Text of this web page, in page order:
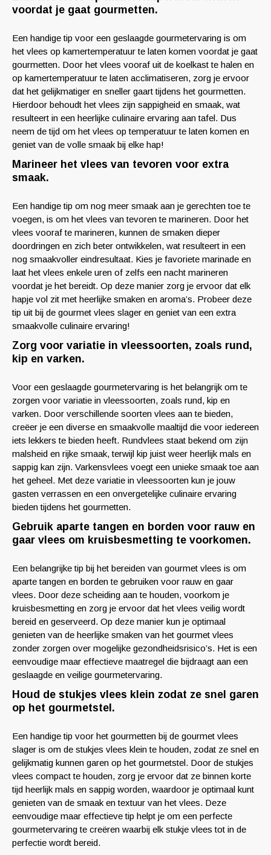
voordat je gaat gourmetten.
Een handige tip voor een geslaagde gourmetervaring is om
het vlees op kamertemperatuur te laten komen voordat je gaat
gourmetten. Door het vlees vooraf uit de koelkast te halen en
op kamertemperatuur te laten acclimatiseren, zorg je ervoor
dat het gelijkmatiger en sneller gaart tijdens het gourmetten.
Hierdoor behoudt het vlees zijn sappigheid en smaak, wat
resulteert in een heerlijke culinaire ervaring aan tafel. Dus
neem de tijd om het vlees op temperatuur te laten komen en
geniet van de volle smaak bij elke hap!
Marineer het vlees van tevoren voor extra
smaak.
Een handige tip om nog meer smaak aan je gerechten toe te
voegen, is om het vlees van tevoren te marineren. Door het
vlees vooraf te marineren, kunnen de smaken dieper
doordringen en zich beter ontwikkelen, wat resulteert in een
nog smaakvoller eindresultaat. Kies je favoriete marinade en
laat het vlees enkele uren of zelfs een nacht marineren
voordat je het bereidt. Op deze manier zorg je ervoor dat elk
hapje vol zit met heerlijke smaken en aroma’s. Probeer deze
tip uit bij de gourmet vlees slager en geniet van een extra
smaakvolle culinaire ervaring!
Zorg voor variatie in vleessoorten, zoals rund,
kip en varken.
Voor een geslaagde gourmetervaring is het belangrijk om te
zorgen voor variatie in vleessoorten, zoals rund, kip en
varken. Door verschillende soorten vlees aan te bieden,
creëer je een diverse en smaakvolle maaltijd die voor iedereen
iets lekkers te bieden heeft. Rundvlees staat bekend om zijn
malsheid en rijke smaak, terwijl kip juist weer heerlijk mals en
sappig kan zijn. Varkensvlees voegt een unieke smaak toe aan
het geheel. Met deze variatie in vleessoorten kun je jouw
gasten verrassen en een onvergetelijke culinaire ervaring
bieden tijdens het gourmetten.
Gebruik aparte tangen en borden voor rauw en
gaar vlees om kruisbesmetting te voorkomen.
Een belangrijke tip bij het bereiden van gourmet vlees is om
aparte tangen en borden te gebruiken voor rauw en gaar
vlees. Door deze scheiding aan te houden, voorkom je
kruisbesmetting en zorg je ervoor dat het vlees veilig wordt
bereid en geserveerd. Op deze manier kun je optimaal
genieten van de heerlijke smaken van het gourmet vlees
zonder zorgen over mogelijke gezondheidsrisico’s. Het is een
eenvoudige maar effectieve maatregel die bijdraagt aan een
geslaagde en veilige gourmetervaring.
Houd de stukjes vlees klein zodat ze snel garen
op het gourmetstel.
Een handige tip voor het gourmetten bij de gourmet vlees
slager is om de stukjes vlees klein te houden, zodat ze snel en
gelijkmatig kunnen garen op het gourmetstel. Door de stukjes
vlees compact te houden, zorg je ervoor dat ze binnen korte
tijd heerlijk mals en sappig worden, waardoor je optimaal kunt
genieten van de smaak en textuur van het vlees. Deze
eenvoudige maar effectieve tip helpt je om een perfecte
gourmetervaring te creëren waarbij elk stukje vlees tot in de
perfectie wordt bereid.